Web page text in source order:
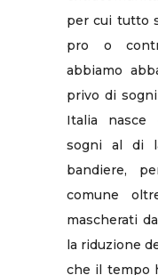
per cui tutto
pro o
abbiamo
privo di
Italia nasce
sogni al di
bandiere,
comune
mascherati
la riduzione
che il tempo